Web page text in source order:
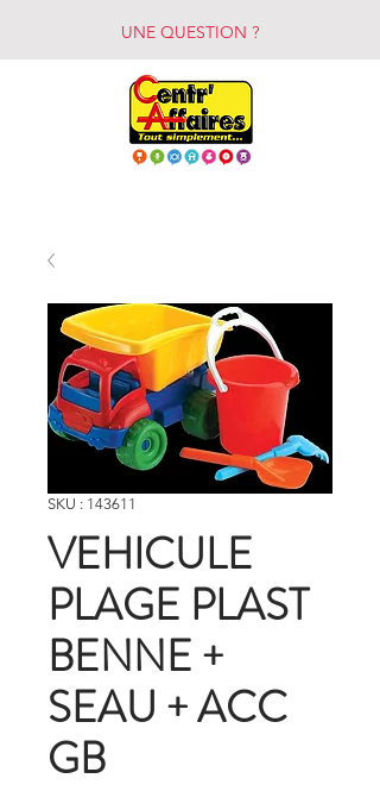
UNE QUESTION ?
SKU : 143611
VEHICULE
PLAGE PLAST
BENNE +
SEAU + ACC
GB